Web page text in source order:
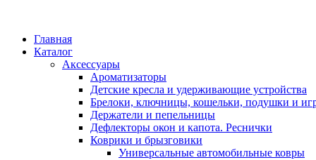
Главная
Каталог
Аксессуары
Ароматизаторы
Детские кресла и удерживающие устройства
Брелоки, ключницы, кошельки, подушки и
Держатели и пепельницы
Дефлекторы окон и капота. Реснички
Коврики и брызговики
Универсальные автомобильные ковры